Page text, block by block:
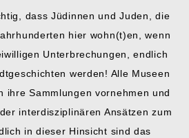
dass Jüdinnen und Juden, die
hier wohn(t)en, wenn
Unterbrechungen, endlich
werden! Alle Museen
ihre Sammlungen vornehmen und
interdisziplinären Ansätzen zum
in dieser Hinsicht sind das